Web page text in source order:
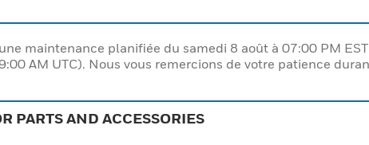
maintenance planifiée du samedi 8 août à 07:00 PM
AM UTC). Nous vous remercions de votre patience
PARTS AND ACCESSORIES